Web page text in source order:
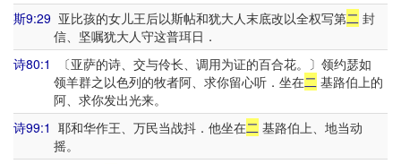
斯9:29 亚比孩的女儿王后以斯帖和犹大人末底改以全权写第二 封
信、坚嘱犹大人守这普珥日．
诗80:1
〔亚萨的诗、交与伶长、调用为证的百合花。〕领约瑟如
领羊群之以色列的牧者阿、求你留心听．坐在二基路伯上的
阿、求你发出光来。
诗99:1 耶和华作王、万民当战抖．他坐在二 基路伯上、地当动
摇。